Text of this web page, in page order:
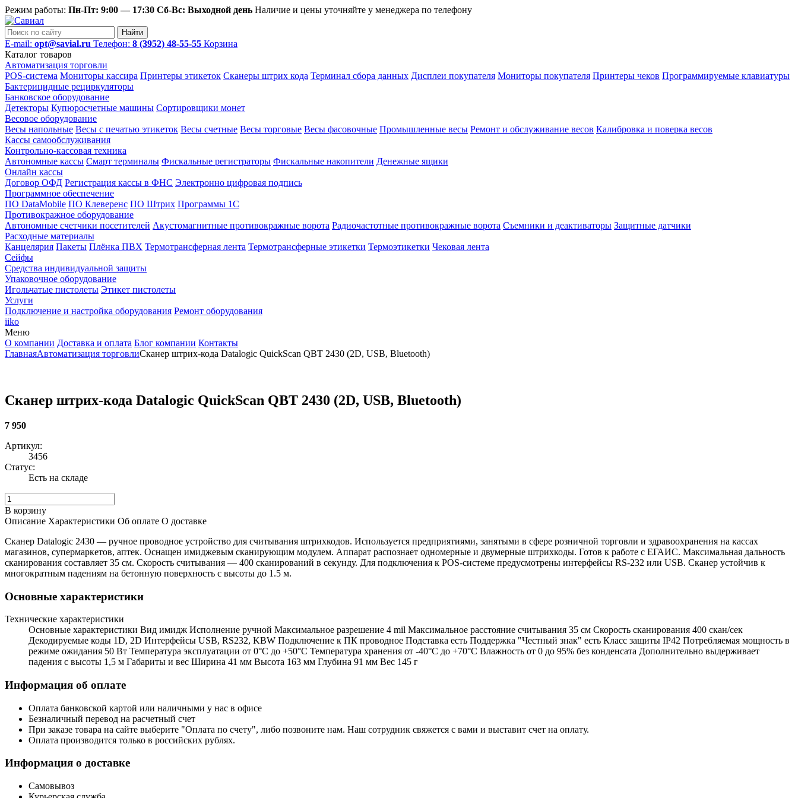
Режим работы: Пн-Пт: 9:00 — 17:30 Сб-Вс: Выходной день Наличие и цены уточняйте у менеджера по телефону
Найти
E-mail: opt@savial.ru Телефон: 8 (3952) 48-55-55 Корзина
Каталог товаров
Автоматизация торговли
POS-система Мониторы кассира Принтеры этикеток Сканеры штрих кода Терминал сбора данных Дисплеи покупателя Мониторы покупателя Принтеры чеков Программируемые клавиатуры
Бактерицидные рециркуляторы
Банковское оборудование
Детекторы Купюросчетные машины Сортировщики монет
Весовое оборудование
Весы напольные Весы с печатью этикеток Весы счетные Весы торговые Весы фасовочные Промышленные весы Ремонт и обслуживание весов Калибровка и поверка весов
Кассы самообслуживания
Контрольно-кассовая техника
Автономные кассы Смарт терминалы Фискальные регистраторы Фискальные накопители Денежные ящики
Онлайн кассы
Договор ОФД Регистрация кассы в ФНС Электронно цифровая подпись
Программное обеспечение
ПО DataMobile ПО Клеверенс ПО Штрих Программы 1С
Противокражное оборудование
Автономные счетчики посетителей Акустомагнитные противокражные ворота Радиочастотные противокражные ворота Съемники и деактиваторы Защитные датчики
Расходные материалы
Канцелярия Пакеты Плёнка ПВХ Термотрансферная лента Термотрансферные этикетки Термоэтикетки Чековая лента
Сейфы
Средства индивидуальной защиты
Упаковочное оборудование
Игольчатые пистолеты Этикет пистолеты
Услуги
Подключение и настройка оборудования Ремонт оборудования
iiko
Меню
О компании Доставка и оплата Блог компании Контакты
ГлавнаяАвтоматизация торговлиСканер штрих-кода Datalogic QuickScan QBT 2430 (2D, USB, Bluetooth)
Сканер штрих-кода Datalogic QuickScan QBT 2430 (2D, USB, Bluetooth)
7 950
Артикул:
3456
Статус:
Есть на складе
В корзину
Описание Характеристики Об оплате О доставке
Сканер Datalogic 2430 — ручное проводное устройство для считывания штрихкодов. Используется предприятиями, занятыми в сфере розничной торговли и здравоохранения на кассах
магазинов, супермаркетов, аптек. Оснащен имиджевым сканирующим модулем. Аппарат распознает одномерные и двумерные штрихкоды. Готов к работе с ЕГАИС. Максимальная дальность
сканирования составляет 35 см. Скорость считывания — 400 сканирований в секунду. Для подключения к POS-системе предусмотрены интерфейсы RS-232 или USB. Сканер устойчив к
многократным падениям на бетонную поверхность с высоты до 1.5 м.
Основные характеристики
Технические характеристики
Основные характеристики Вид имидж Исполнение ручной Максимальное разрешение 4 mil Максимальное расстояние считывания 35 см Скорость сканирования 400 скан/сек
Декодируемые коды 1D, 2D Интерфейсы USB, RS232, KBW Подключение к ПК проводное Подставка есть Поддержка "Честный знак" есть Класс защиты IP42 Потребляемая мощность в
режиме ожидания 50 Вт Температура эксплуатации от 0°С до +50°С Температура хранения от -40°С до +70°С Влажность от 0 до 95% без конденсата Дополнительно выдерживает
падения с высоты 1,5 м Габариты и вес Ширина 41 мм Высота 163 мм Глубина 91 мм Вес 145 г
Информация об оплате
Оплата банковской картой или наличными у нас в офисе
Безналичный перевод на расчетный счет
При заказе товара на сайте выберите "Оплата по счету", либо позвоните нам. Наш сотрудник свяжется с вами и выставит счет на оплату.
Оплата производится только в российских рублях.
Информация о доставке
Самовывоз